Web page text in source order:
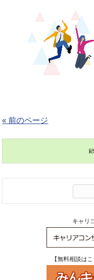
« 前のページ
キャリ
【無料相談は